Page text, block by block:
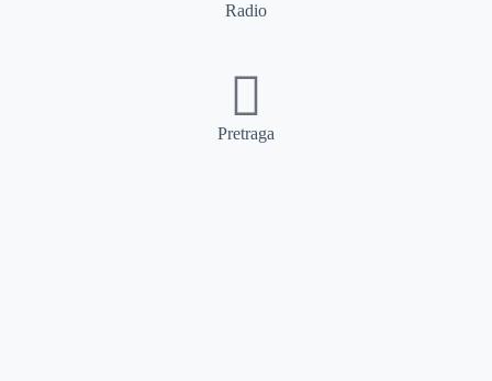
Radio
Pretraga